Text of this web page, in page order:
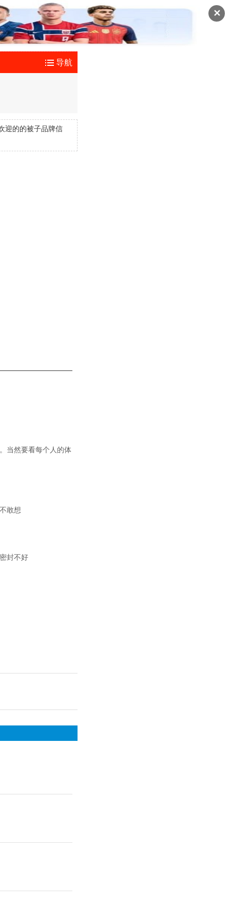
✕
导航
迎的的被子品牌信
当然要看每个人的体
敢想
封不好